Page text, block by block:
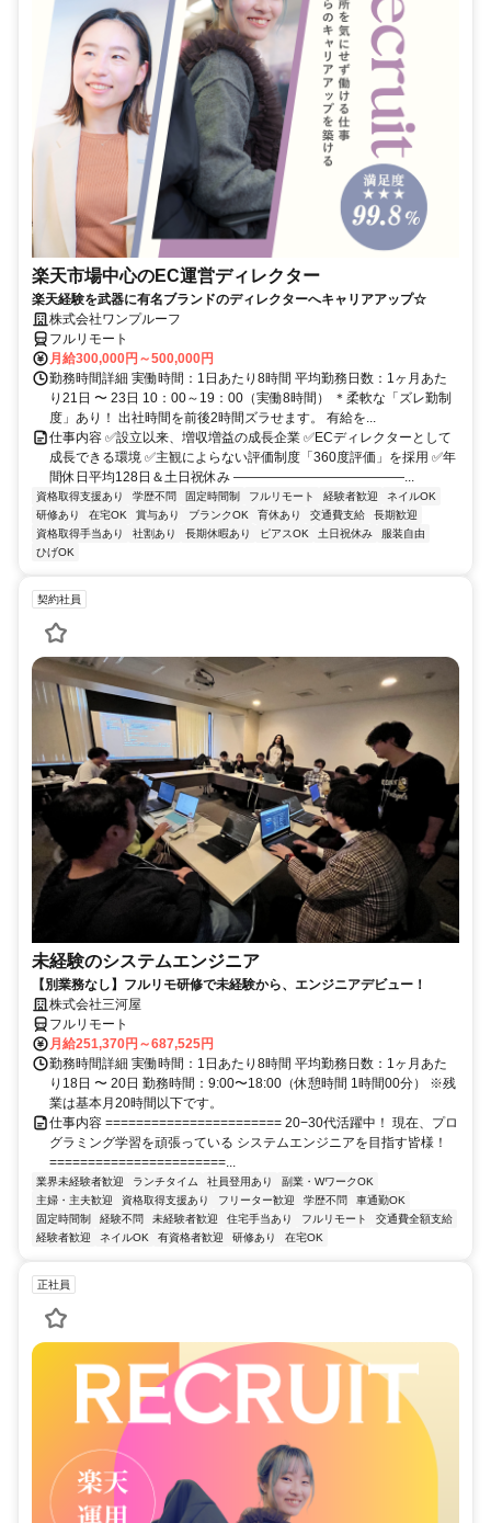
楽天市場中心のEC運営ディレクター
楽天経験を武器に有名ブランドのディレクターへキャリアアップ☆
株式会社ワンプルーフ
フルリモート
月給300,000円～500,000円
勤務時間詳細 実働時間：1日あたり8時間 平均勤務日数：1ヶ月あた
り21日 〜 23日 10：00～19：00（実働8時間） ＊柔軟な「ズレ勤制
度」あり！ 出社時間を前後2時間ズラせます。 有給を...
仕事内容 ✅設立以来、増収増益の成長企業 ✅ECディレクターとして
成長できる環境 ✅主観によらない評価制度「360度評価」を採用 ✅年
間休日平均128日＆土日祝休み ―――――――――――――...
資格取得支援あり 学歴不問 固定時間制 フルリモート 経験者歓迎
ネイルOK
研修あり
在宅OK 賞与あり ブランクOK 育休あり 交通費支給
長期歓迎
資格取得手当あり
社割あり 長期休暇あり ピアスOK 土日祝休み
服装自由
ひげOK
契約社員
未経験のシステムエンジニア
【別業務なし】フルリモ研修で未経験から、エンジニアデビュー！
株式会社三河屋
フルリモート
月給251,370円～687,525円
勤務時間詳細 実働時間：1日あたり8時間 平均勤務日数：1ヶ月あた
り18日 〜 20日 勤務時間：9:00〜18:00（休憩時間 1時間00分） ※残
業は基本月20時間以下です。
仕事内容 ======================= 20−30代活躍中！ 現在、プロ
グラミング学習を頑張っている システムエンジニアを目指す皆様！
=======================...
業界未経験者歓迎 ランチタイム 社員登用あり
副業・WワークOK
主婦・主夫歓迎
資格取得支援あり フリーター歓迎 学歴不問
車通勤OK
固定時間制
経験不問 未経験者歓迎 住宅手当あり フルリモート
交通費全額支給
経験者歓迎
ネイルOK 有資格者歓迎 研修あり 在宅OK
正社員